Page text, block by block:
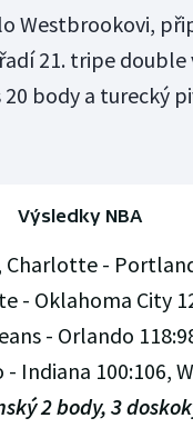
Westbrookovi,
21. tripe double
body a turecký
Výsledky NBA
Charlotte -
- Oklahoma City
- Orlando
Indiana 100:106,
2 body, 3